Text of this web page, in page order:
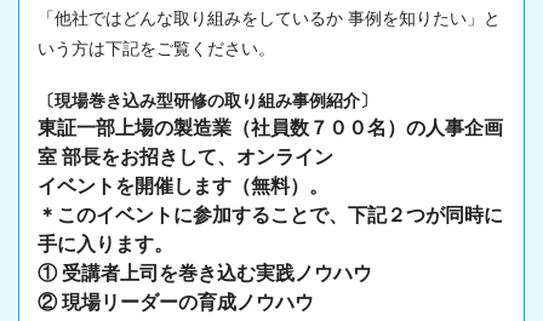
「他社ではどんな取り組みをしているか 事例を知りたい」と
いう方は下記をご覧ください。
〔現場巻き込み型研修の取り組み事例紹介〕
東証一部上場の製造業（社員数７００名）の人事企画
室 部長をお招きして、オンライン
イベントを開催します（無料）。
＊このイベントに参加することで、下記２つが同時に
手に入ります。
① 受講者上司を巻き込む実践ノウハウ
②現場リーダーの育成ノウハウ